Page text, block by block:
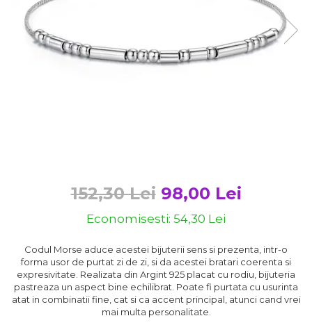
semipretioase
Bijuterii argint placat cu aur
Bijuterii argint cu diverse
Bijuterii de Lux
Bijuterii gotice si rock
Bijuterii Handmade
Solutii si lavete de curatare
152,30 Lei 98,00 Lei
Economisesti: 54,30 Lei
Codul Morse aduce acestei bijuterii sens si prezenta, intr-o
forma usor de purtat zi de zi, si da acestei bratari coerenta si
expresivitate. Realizata din Argint 925 placat cu rodiu, bijuteria
pastreaza un aspect bine echilibrat. Poate fi purtata cu usurinta
atat in combinatii fine, cat si ca accent principal, atunci cand vrei
mai multa personalitate.